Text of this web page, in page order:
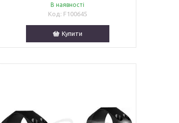
В наявності
F100645
Купити